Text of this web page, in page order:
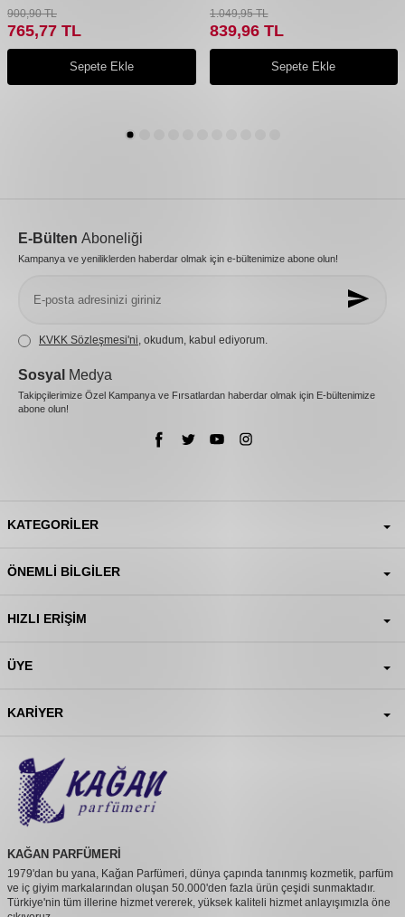
900,90TL
765,77 TL
Sepete Ekle
1.049,95TL
839,96TL
Sepete Ekle
E-Bülten Aboneliği
Kampanya ve yeniliklerden haberdar olmak için e-bültenimize abone olun!
KVKK Sözleşmesi'ni , okudum, kabul ediyorum.
Sosyal Medya
Takipçilerimize Özel Kampanya ve Fırsatlardan haberdar olmak için E-bültenimize
abone olun!
KATEGORILER
ÖNEMLI BILGILER
HIZLI ERIŞIM
ÜYE
KARIYER
KAĞAN PARFÜMERİ
1979'dan bu yana, Kağan Parfümeri, dünya çapında tanınmış kozmetik, parfüm
ve iç giyim markalarından oluşan 50.000'den fazla ürün çeşidi sunmaktadır.
Türkiye'nin tüm illerine hizmet vererek, yüksek kaliteli hizmet anlayışımızla öne